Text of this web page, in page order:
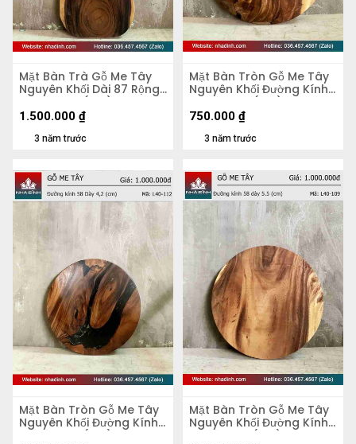
Mặt Bàn Trà Gỗ Me Tây
Nguyên Khối Dài 87 Rộng
50 Dày 5,4 (cm)
3 năm trước
1.500.000 ₫
Mặt Bàn Tròn Gỗ Me Tây
Nguyên Khối Đường Kính
56 Dày 4,8 (cm)
3 năm trước
750.000 ₫
Mặt Bàn Tròn Gỗ Me Tây
Nguyên Khối Đường Kính
58 Dày 4,2 (cm)
Mặt Bàn Tròn Gỗ Me Tây
Nguyên Khối Đường Kính
58 Dày 5,5 (cm)